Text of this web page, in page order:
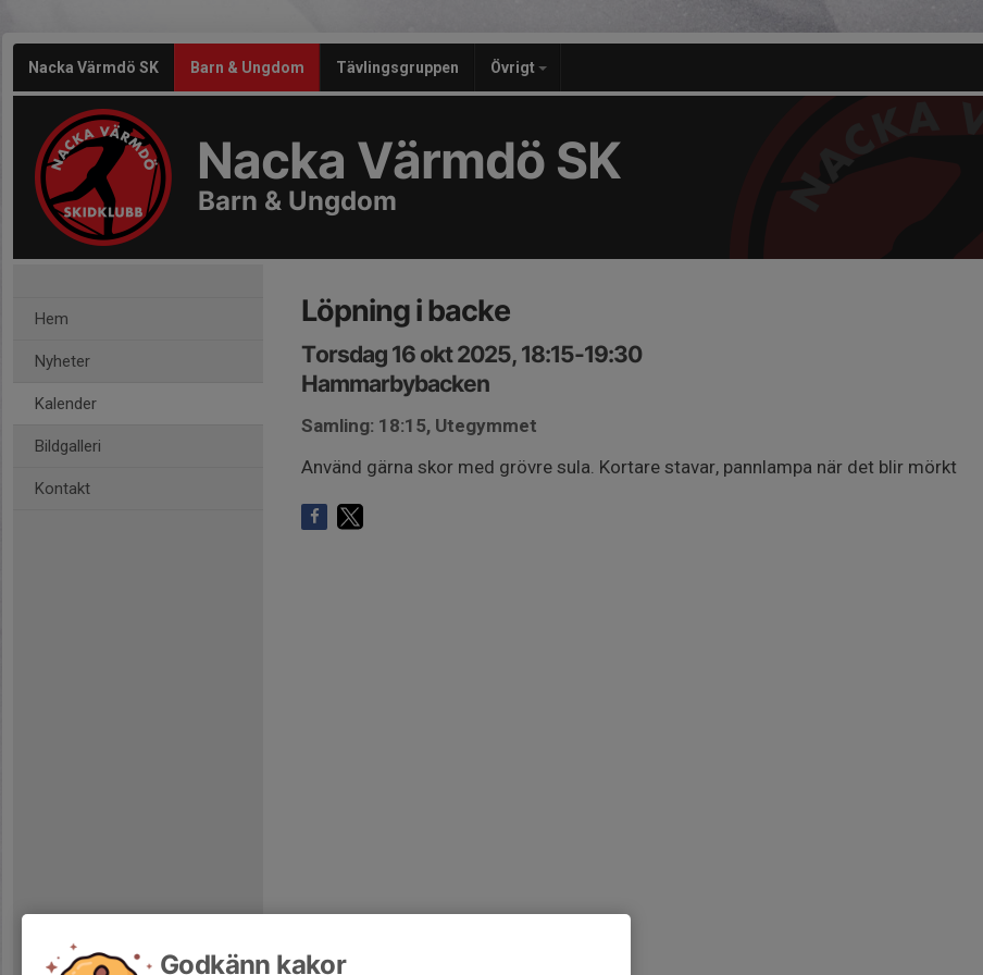
Nacka Värmdö SK Barn & Ungdom Tävlingsgruppen Övrigt
Nacka Värmdö SK
Barn & Ungdom
Hem
Nyheter
Kalender
Bildgalleri
Kontakt
Löpning i backe
Torsdag 16 okt 2025, 18:15-19:30
Hammarbybacken
Samling: 18:15, Utegymmet
Använd gärna skor med grövre sula. Kortare stavar, pannlampa när det blir mörkt
Godkänn kakor